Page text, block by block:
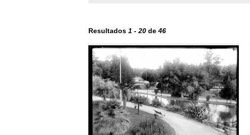
Resultados 1 - 20 de 46